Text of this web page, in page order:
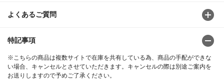
よくあるご質問
特記事項
※こちらの商品は複数サイトで在庫を共有している為、商品の手配ができな
い場合、キャンセルとさせていただきます。キャンセルの際は別途ご案内を
お送りしますので予めご了承ください。